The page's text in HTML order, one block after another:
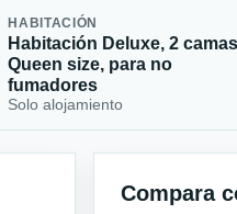
HABITACIÓN
Habitación Deluxe, 2 camas
Queen size, para no
fumadores
Solo alojamiento
Compara